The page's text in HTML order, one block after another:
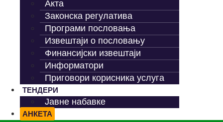
Акта
Законска регулатива
Програми пословања
Извештаји о пословању
Финансијски извештаји
Информатори
Приговори корисника услуга
ТЕНДЕРИ
Јавне набавке
АНКЕТА